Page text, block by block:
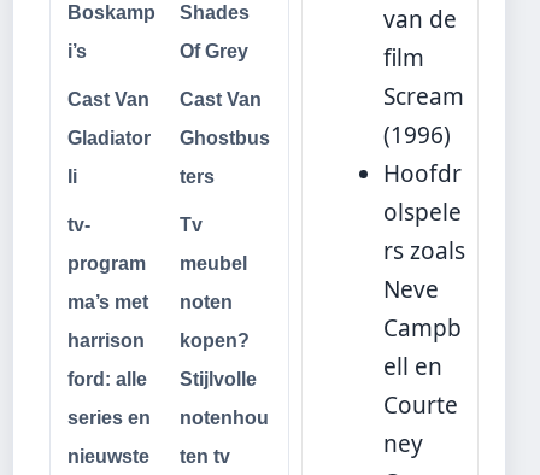
Boskamp
i’s
Shades
Of Grey
Cast Van
Gladiator
Ii
Cast Van
Ghostbus
ters
tv-
program
ma’s met
harrison
ford: alle
series en
nieuwste
Tv
meubel
noten
kopen?
Stijlvolle
notenhou
ten tv
van de
film
Scream
(1996)
Hoofdr
olspele
rs zoals
Neve
Campb
ell en
Courte
ney